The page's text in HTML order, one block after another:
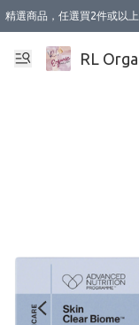
精選商品，任選買2件或以
XI周年優惠【新品自由選2
XI周年優惠【Chakra 脈輪
Florame 肌底自由選 2支9折
XI周年優惠【蟲蟲退散 · 防
Sunki 任選2件95折
BIOFFICINA TOSCANA 任
Lamav 任選1件9折 2件85折
Mukti Organics 指定產品
Intelligent Nutrients
deodorant 任選2件88折
化妝品 任選2件95折
XI周年優惠【身心靈單品
XI周年優惠 【精油/香水 任
XI周年優惠【「關節到肌膚
XI周年優惠【夏日有機物理
XI周年優惠【夏日潔面隨意
XI周年優惠【逆齡奇蹟抗
新會員首次購物即享全單 95
成為VIP / VVIP 可享有生日
選用順豐速運，滿$500 免運
本地速遞 京東 送住宅/ 工商
澳門訂單選用順豐速運，滿
RL